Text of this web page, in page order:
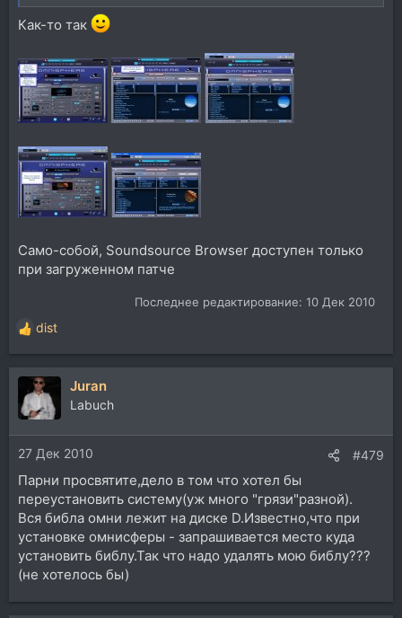
Как-то так
Само-собой, Soundsource Browser доступен только
при загруженном патче
Последнее редактирование: 10 Дек 2010
Р
е
а
ц
и
и
:
dist
Juran
Labuch
27 Дек 2010 #479
Парни просвятите,дело в том что хотел бы
переустановить систему(уж много "грязи"разной).
Вся библа омни лежит на диске D.Известно,что при
установке омнисферы - запрашивается место куда
установить библу.Так что надо удалять мою библу???
(не хотелось бы)